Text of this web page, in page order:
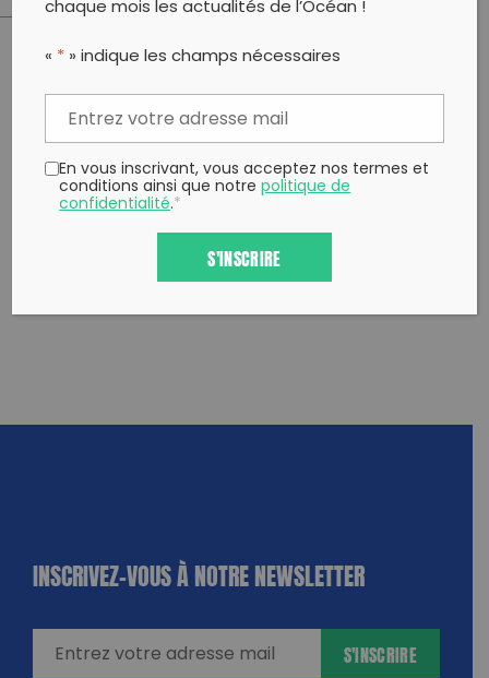
INSCRIVEZ-VOUS À NOTRE NEWSLETTER
S'INSCRIRE
chaque mois les actualités de l’Océan !
« * » indique les champs nécessaires
En vous inscrivant, vous acceptez nos termes et
conditions ainsi que notrepolitique de
confidentialité.*
S'INSCRIRE